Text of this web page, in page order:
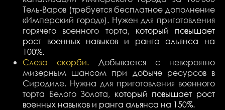
Тель-Варов (требуется бесплатное дополнение
«Имперский город»). Нужен для приготовления
горячего военного торта, который повышает
рост военных навыков и ранга альянса на
100%.
Слеза скорби. Добывается с невероятно
мизерным шансом при добыче ресурсов в
Сиродиле. Нужна для приготовления военного
торта Белого Золота, который повышает рост
военных навыков и ранга альянса на 150%.